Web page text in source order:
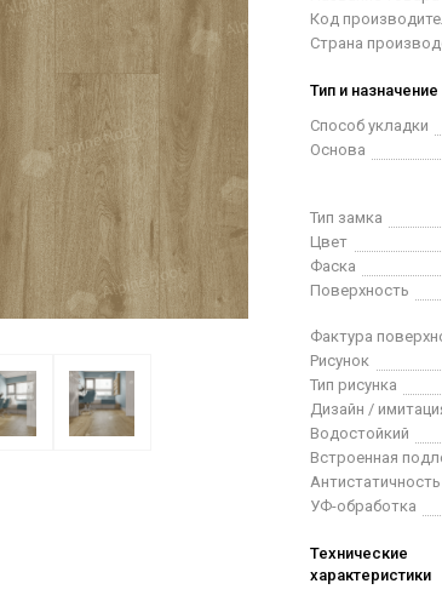
Код
Страна
Тип и назначение
Способ укладки
Основа
Тип замка
Цвет
Фаска
Поверхность
Фактура
Рисунок
Тип рисунка
Дизайн /
Водостойкий
Встроенная
Антистатичность
УФ-обработка
Технические
характеристики